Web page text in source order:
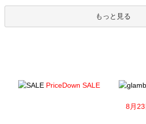
もっと見る
PriceDown SALE
8月